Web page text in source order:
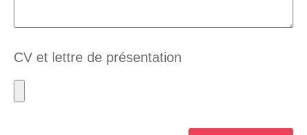
CV et lettre de présentation